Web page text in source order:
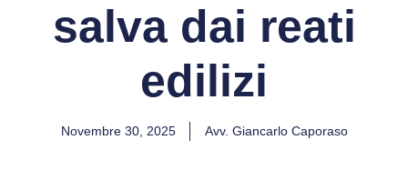
salva dai reati
edilizi
Novembre 30, 2025 Avv. Giancarlo Caporaso